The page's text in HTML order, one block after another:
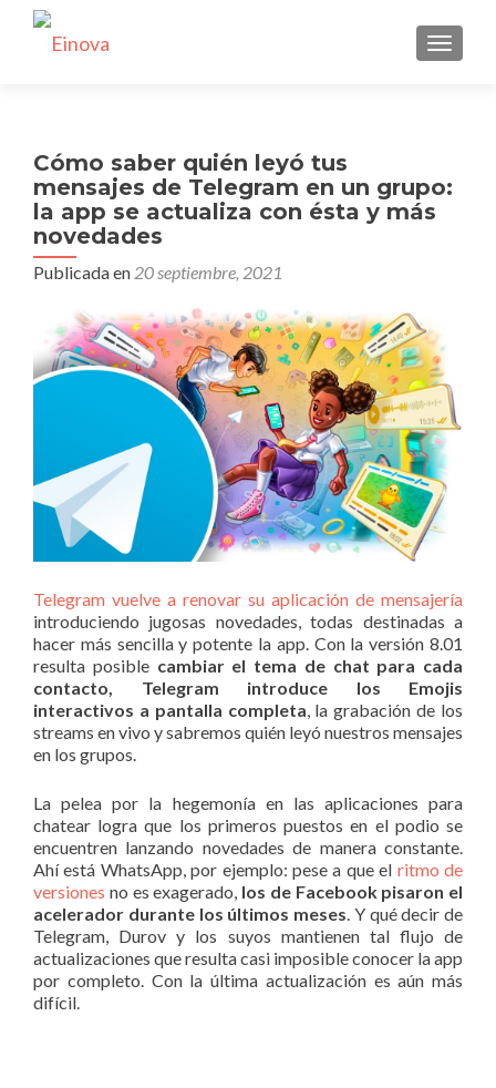
Cómo saber quién leyó tus
mensajes de Telegram en un grupo:
la app se actualiza con ésta y más
novedades
Publicada en 20 septiembre, 2021
Telegram vuelve a renovar su aplicación de mensajería
introduciendo jugosas novedades, todas destinadas a
hacer más sencilla y potente la app. Con la versión 8.01
resulta posible cambiar el tema de chat para cada
contacto, Telegram introduce los Emojis
interactivos a pantalla completa, la grabación de los
streams en vivo y sabremos quién leyó nuestros mensajes
en los grupos.
La pelea por la hegemonía en las aplicaciones para
chatear logra que los primeros puestos en el podio se
encuentren lanzando novedades de manera constante.
Ahí está WhatsApp, por ejemplo: pese a que el ritmo de
versiones no es exagerado, los de Facebook pisaron el
acelerador durante los últimos meses. Y qué decir de
Telegram, Durov y los suyos mantienen tal flujo de
actualizaciones que resulta casi imposible conocer la app
por completo. Con la última actualización es aún más
difícil.